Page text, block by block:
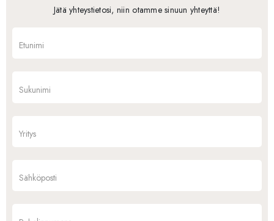
Jätä yhteystietosi, niin otamme sinuun yhteyttä!